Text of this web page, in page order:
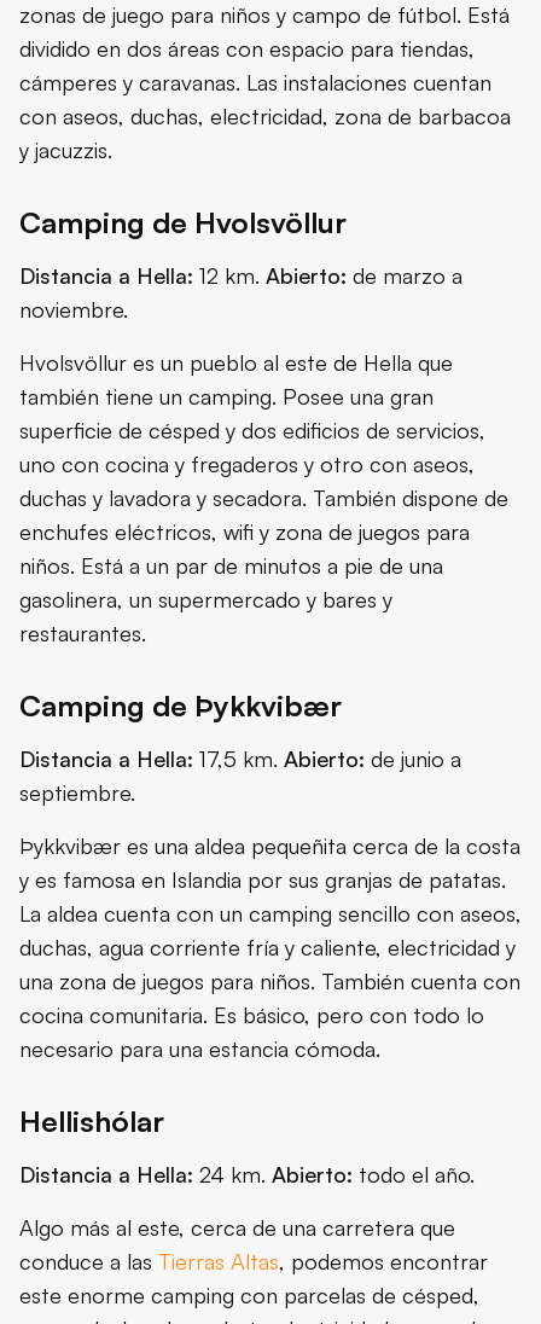
zonas de juego para niños y campo de fútbol. Está
dividido en dos áreas con espacio para tiendas,
cámperes y caravanas. Las instalaciones cuentan
con aseos, duchas, electricidad, zona de barbacoa
y jacuzzis.
Camping de Hvolsvöllur
Distancia a Hella: 12 km. Abierto: de marzo a
noviembre.
Hvolsvöllur es un pueblo al este de Hella que
también tiene un camping. Posee una gran
superficie de césped y dos edificios de servicios,
uno con cocina y fregaderos y otro con aseos,
duchas y lavadora y secadora. También dispone de
enchufes eléctricos, wifi y zona de juegos para
niños. Está a un par de minutos a pie de una
gasolinera, un supermercado y bares y
restaurantes.
Camping de Þykkvibær
Distancia a Hella: 17,5 km. Abierto: de junio a
septiembre.
Þykkvibær es una aldea pequeñita cerca de la costa
y es famosa en Islandia por sus granjas de patatas.
La aldea cuenta con un camping sencillo con aseos,
duchas, agua corriente fría y caliente, electricidad y
una zona de juegos para niños. También cuenta con
cocina comunitaria. Es básico, pero con todo lo
necesario para una estancia cómoda.
Hellishólar
Distancia a Hella: 24 km. Abierto: todo el año.
Algo más al este, cerca de una carretera que
conduce a las Tierras Altas, podemos encontrar
este enorme camping con parcelas de césped,